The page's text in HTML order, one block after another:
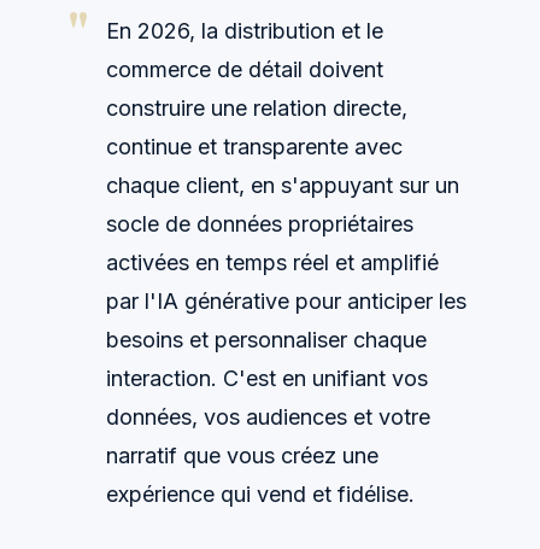
En 2026, la distribution et le
commerce de détail doivent
construire une relation directe,
continue et transparente avec
chaque client, en s'appuyant sur un
socle de données propriétaires
activées en temps réel et amplifié
par l'IA générative pour anticiper les
besoins et personnaliser chaque
interaction. C'est en unifiant vos
données, vos audiences et votre
narratif que vous créez une
expérience qui vend et fidélise.